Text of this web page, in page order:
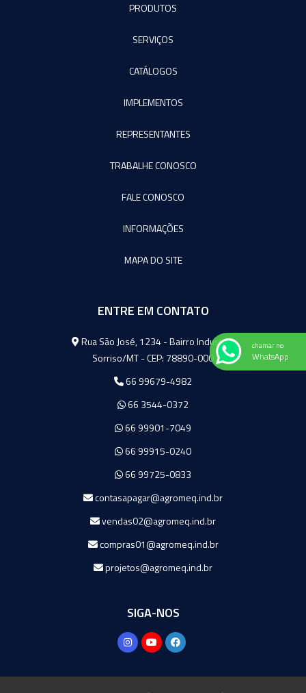
PRODUTOS
SERVIÇOS
CATÁLOGOS
IMPLEMENTOS
REPRESENTANTES
TRABALHE CONOSCO
FALE CONOSCO
INFORMAÇÕES
MAPA DO SITE
ENTRE EM CONTATO
Agromeq
Rua São José, 1234 - Bairro Industrial
Sorriso/MT - CEP: 78890-000
66 99679-4982
66 3544-0372
66 99901-7049
66 99915-0240
66 99725-0833
contasapagar@agromeq.ind.br
vendas02@agromeq.ind.br
compras01@agromeq.ind.br
projetos@agromeq.ind.br
SIGA-NOS
chamar no
WhatsApp